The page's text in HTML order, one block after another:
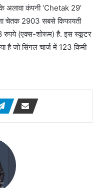
कंपनी ‘Chetak 29’
चेतक 2903 सबसे किफायती
(एक्स-शोरूम) है. इस स्कूटर
है जो सिंगल चार्ज में 123 किमी